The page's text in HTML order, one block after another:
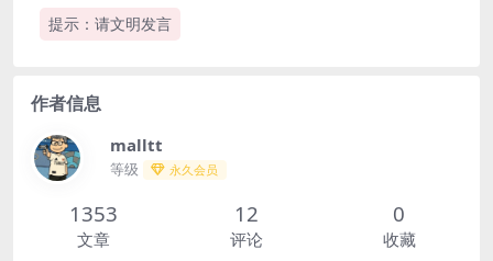
提示：请文明发言
作者信息
malltt
等级 永久会员
1353
文章
12
评论
0
收藏